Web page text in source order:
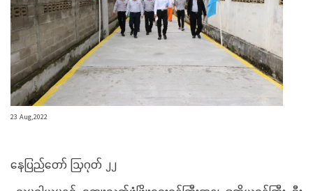
23 Aug,2022
နေပြည်တော် ဩဂုတ် ၂၂